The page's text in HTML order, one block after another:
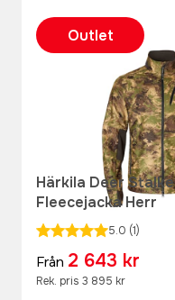
Härkila Deer
Fleecejacka Herr
5.0 (1)
Från 2 643 kr
Rek. pris 3 895 kr
Outlet